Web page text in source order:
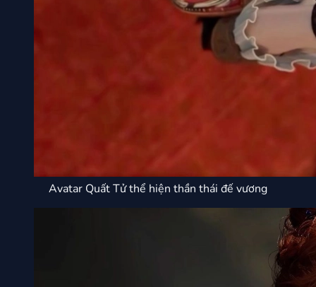
Avatar Quất Tử thể hiện thần thái đế vương